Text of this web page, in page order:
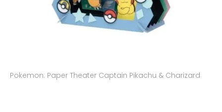
Pokemon: Paper Theater Captain Pikachu & Charizard